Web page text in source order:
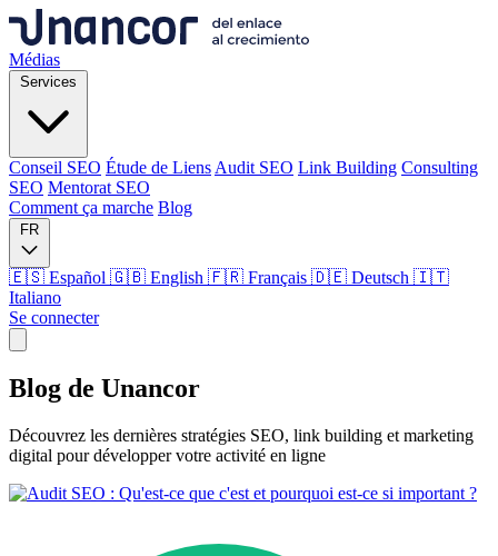
Médias
Services
Conseil SEO Étude de Liens Audit SEO Link Building Consulting
SEO Mentorat SEO
Comment ça marche Blog
FR
🇪🇸 Español 🇬🇧 English 🇫🇷 Français 🇩🇪 Deutsch 🇮🇹
Italiano
Se connecter
Services
Conseil SEO Étude de Liens Link Building
SEO Mentorat SEO
Blog de Unancor
Découvrez les dernières stratégies SEO, link building et marketing
digital pour développer votre activité en ligne